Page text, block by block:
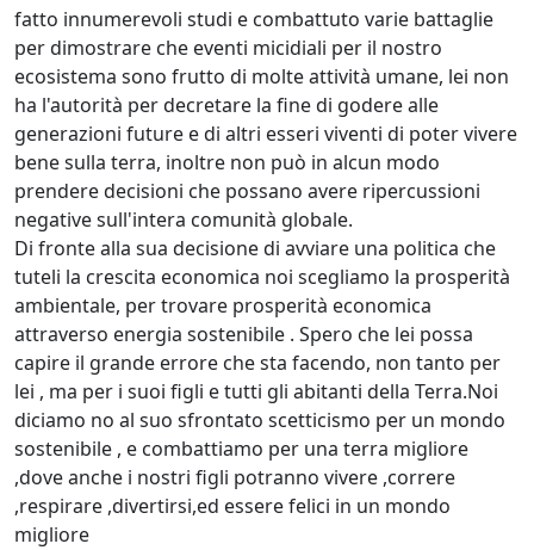
fatto innumerevoli studi e combattuto varie battaglie
per dimostrare che eventi micidiali per il nostro
ecosistema sono frutto di molte attività umane, lei non
ha l'autorità per decretare la fine di godere alle
generazioni future e di altri esseri viventi di poter vivere
bene sulla terra, inoltre non può in alcun modo
prendere decisioni che possano avere ripercussioni
negative sull'intera comunità globale.
Di fronte alla sua decisione di avviare una politica che
tuteli la crescita economica noi scegliamo la prosperità
ambientale, per trovare prosperità economica
attraverso energia sostenibile . Spero che lei possa
capire il grande errore che sta facendo, non tanto per
lei , ma per i suoi figli e tutti gli abitanti della Terra.Noi
diciamo no al suo sfrontato scetticismo per un mondo
sostenibile , e combattiamo per una terra migliore
,dove anche i nostri figli potranno vivere ,correre
,respirare ,divertirsi,ed essere felici in un mondo
migliore